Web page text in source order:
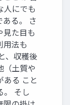
人にでも
る。 さ
見た目も
用法も
、収穫後
（土質や
ある こと
。 そし